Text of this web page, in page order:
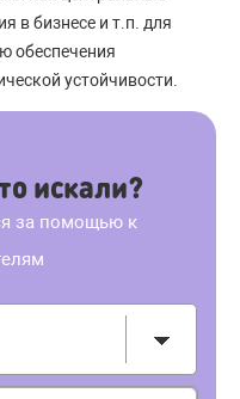
в бизнесе и т.п. для
обеспечения
устойчивости.
искали?
за помощью к